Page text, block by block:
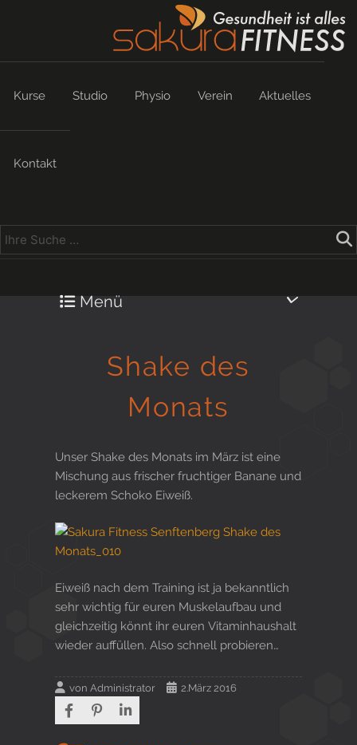
Kurse Studio Physio Verein Aktuelles
Kontakt
Menü
Gesund in Form
Gesunde Ernährungsberatung
Shake des
Monats
Unser Shake des Monats im März ist eine
Mischung aus frischer fruchtiger Banane und
leckerem Schoko Eiweiß.
Eiweiß nach dem Training ist ja bekanntlich
sehr wichtig für euren Muskelaufbau und
gleichzeitig könnt ihr euren Vitaminhaushalt
wieder auffüllen. Also schnell probieren…
von Administrator 2.März 2016